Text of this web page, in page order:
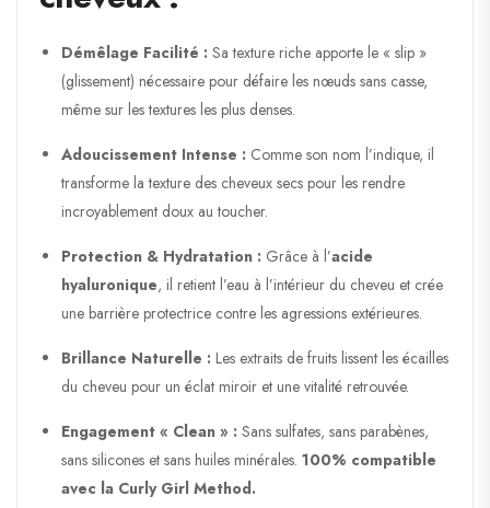
Démêlage Facilité : Sa texture riche apporte le « slip »
(glissement) nécessaire pour défaire les nœuds sans casse,
même sur les textures les plus denses.
Adoucissement Intense : Comme son nom l’indique, il
transforme la texture des cheveux secs pour les rendre
incroyablement doux au toucher.
Protection & Hydratation : Grâce à l’acide
hyaluronique, il retient l’eau à l’intérieur du cheveu et crée
une barrière protectrice contre les agressions extérieures.
Brillance Naturelle : Les extraits de fruits lissent les écailles
du cheveu pour un éclat miroir et une vitalité retrouvée.
Engagement « Clean » : Sans sulfates, sans parabènes,
sans silicones et sans huiles minérales. 100% compatible
avec la Curly Girl Method.